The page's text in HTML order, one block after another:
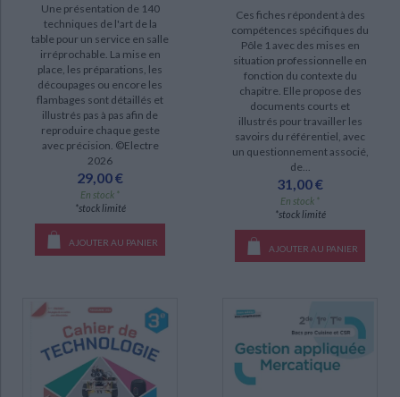
Une présentation de 140
techniques de l'art de la
table pour un service en salle
irréprochable. La mise en
place, les préparations, les
découpages ou encore les
flambages sont détaillés et
illustrés pas à pas afin de
reproduire chaque geste
avec précision. ©Electre
2026
29,00 €
En stock *
*stock limité
AJOUTER AU PANIER
Ces fiches répondent à des
compétences spécifiques du
Pôle 1 avec des mises en
situation professionnelle en
fonction du contexte du
chapitre. Elle propose des
documents courts et
illustrés pour travailler les
savoirs du référentiel, avec
un questionnement associé,
de...
31,00 €
En stock *
*stock limité
AJOUTER AU PANIER